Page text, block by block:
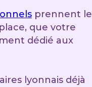
prennent le
que votre
dédié aux
lyonnais déjà